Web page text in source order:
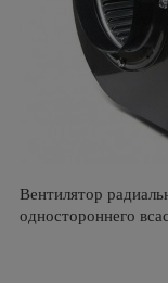
Вентилятор
одностороннего